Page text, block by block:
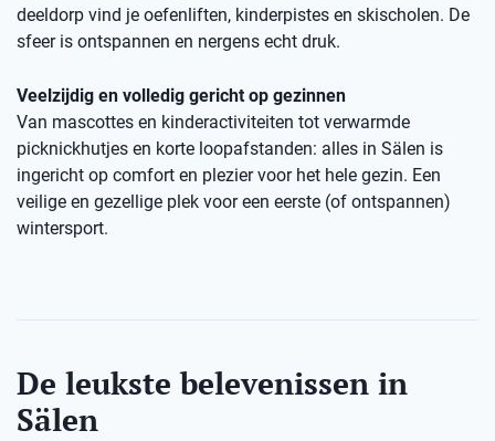
deeldorp vind je oefenliften, kinderpistes en skischolen. De
sfeer is ontspannen en nergens echt druk.
Veelzijdig en volledig gericht op gezinnen
Van mascottes en kinderactiviteiten tot verwarmde
picknickhutjes en korte loopafstanden: alles in Sälen is
ingericht op comfort en plezier voor het hele gezin. Een
veilige en gezellige plek voor een eerste (of ontspannen)
wintersport.
De leukste belevenissen in
Sälen